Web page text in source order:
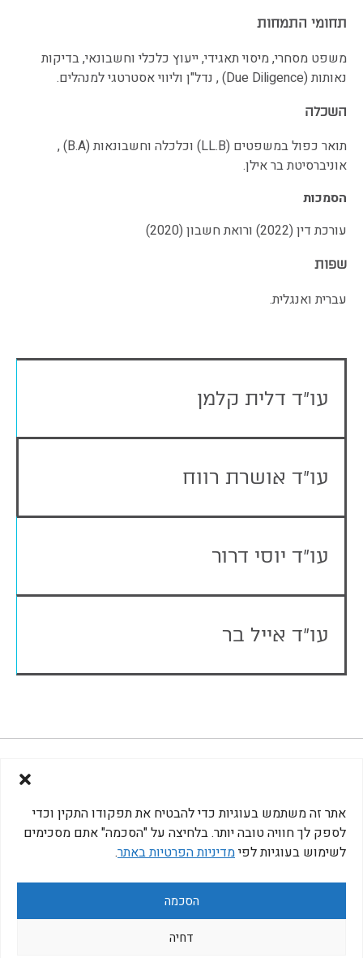
אתר זה משתמש בעוגיות כדי להבטיח את תפקודו התקין וכדי
לספק לך חוויה טובה יותר. בלחיצה על "הסכמה" אתם מסכימים
לשימוש בעוגיות לפימדיניות הפרטיות באתר.
הסכמה
דחיה
תחומי התמחות
משפט מסחרי, מיסוי תאגידי, ייעוץ כלכלי וחשבונאי, בדיקות
נאותות (Due Diligence) , נדל"ן וליווי אסטרטגי למנהלים.
השכלה
תואר כפול במשפטים (LL.B) וכלכלה וחשבונאות (B.A) ,
אוניברסיטת בר אילן.
הסמכות
עורכת דין (2022) ורואת חשבון (2020)
שפות
עברית ואנגלית.
עו"ד דלית קלמן
עו"ד אושרת רווח
עו"ד יוסי דרור
עו"ד אייל בר
דב שילנסקי ושות משרד עו"ד -
כל הזכויות שמורות © 2026